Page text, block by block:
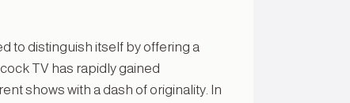
to distinguish itself by offering a
TV has rapidly gained
shows with a dash of originality. In